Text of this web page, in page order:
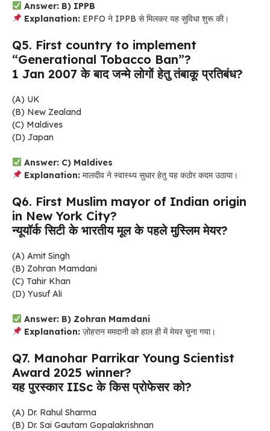
Answer: B) IPPB
Explanation:EPFO ने IPPB से मिलकर यह सुविधा शुरू की।
Q5. First country to implement
“Generational Tobacco Ban”?
1 Jan 2007 के बाद जन्मे लोगों हेतु तंबाकू प्रतिबंध?
(A) UK
(B) New Zealand
(C) Maldives
(D) Japan
Answer: C) Maldives
Explanation:मालदीव ने स्वास्थ्य सुधार हेतु यह कठोर कदम उठाया।
Q6. First Muslim mayor of Indian origin
in New York City?
न्यूयॉर्क सिटी के भारतीय मूल के पहले मुस्लिम मेयर?
(A) Amit Singh
(B) Zohran Mamdani
(C) Tahir Khan
(D) Yusuf Ali
Answer: B) Zohran Mamdani
Explanation:ज़ोहरान ममदानी को हाल ही में मेयर चुना गया।
Q7. Manohar Parrikar Young Scientist
Award 2025 winner?
यह पुरस्कार IISc के किस प्रोफेसर को?
(A) Dr. Rahul Sharma
(B) Dr. Sai Gautam Gopalakrishnan